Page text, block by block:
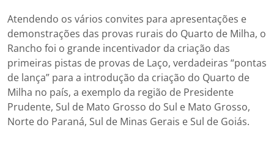
Atendendo os vários convites para apresentações e
demonstrações das provas rurais do Quarto de Milha, o
Rancho foi o grande incentivador da criação das
primeiras pistas de provas de Laço, verdadeiras “pontas
de lança” para a introdução da criação do Quarto de
Milha no país, a exemplo da região de Presidente
Prudente, Sul de Mato Grosso do Sul e Mato Grosso,
Norte do Paraná, Sul de Minas Gerais e Sul de Goiás.